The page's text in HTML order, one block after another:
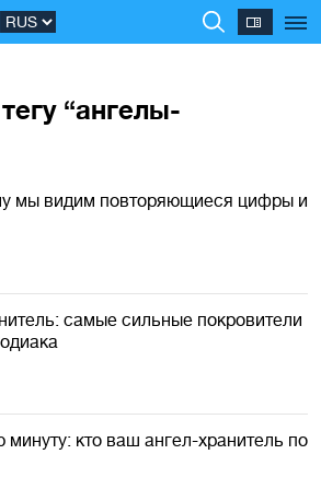
“ангелы-
мы видим повторяющиеся цифры и
самые сильные покровители
кто ваш ангел-хранитель по